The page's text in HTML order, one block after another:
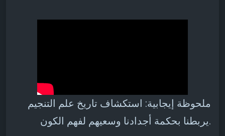
ملحوظة إيجابية: استكشاف تاريخ علم التنجيم
يربطنا بحكمة أجدادنا وسعيهم لفهم الكون.